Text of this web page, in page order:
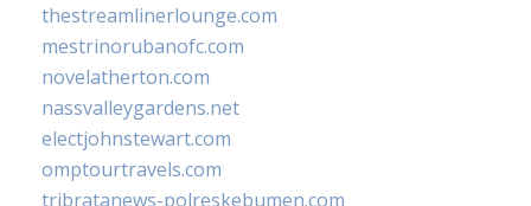
thestreamlinerlounge.com
mestrinorubanofc.com
novelatherton.com
nassvalleygardens.net
electjohnstewart.com
omptourtravels.com
tribratanews-polreskebumen.com